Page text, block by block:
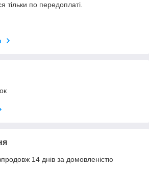
тільки по передоплаті.
14 днів за домовленістю